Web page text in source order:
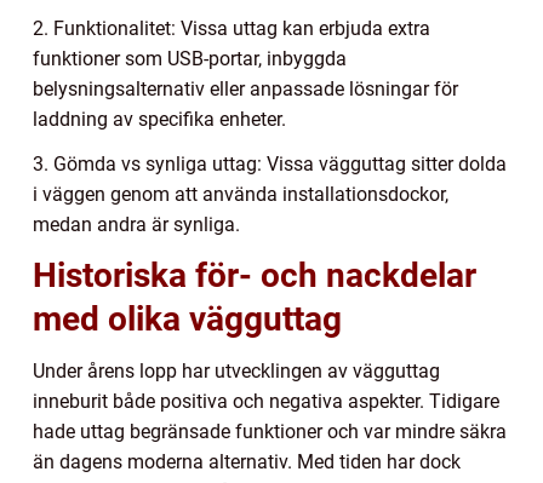
2. Funktionalitet: Vissa uttag kan erbjuda extra
funktioner som USB-portar, inbyggda
belysningsalternativ eller anpassade lösningar för
laddning av specifika enheter.
3. Gömda vs synliga uttag: Vissa vägguttag sitter dolda
i väggen genom att använda installationsdockor,
medan andra är synliga.
Historiska för- och nackdelar
med olika vägguttag
Under årens lopp har utvecklingen av vägguttag
inneburit både positiva och negativa aspekter. Tidigare
hade uttag begränsade funktioner och var mindre säkra
än dagens moderna alternativ. Med tiden har dock